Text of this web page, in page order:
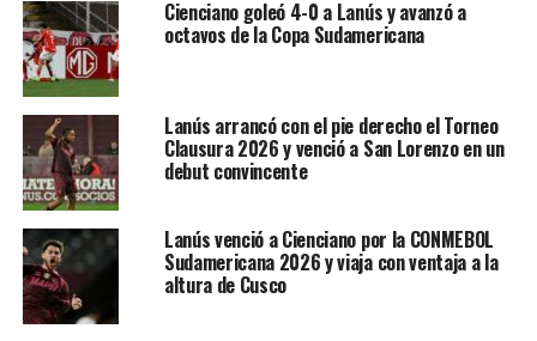
reacción y la encontró desde el
inicio
El segundo juego tenía un peso emocional enorme. San
Isidro había perdido el primero por 63-62 en una
definición agónica y sabía que no podía volver a fallar
en casa. La presión estaba del lado del Santo, pero el
equipo la transformó en energía.
Desde el arranque, San Isidro salió decidido a cambiar la
Cienciano goleó 4-0 a Lanús y avanzó a
octavos de la Copa Sudamericana
Lanús arrancó con el pie derecho el Torneo
Clausura 2026 y venció a San Lorenzo en un
debut convincente
Lanús venció a Cienciano por la CONMEBOL
Sudamericana 2026 y viaja con ventaja a la
altura de Cusco